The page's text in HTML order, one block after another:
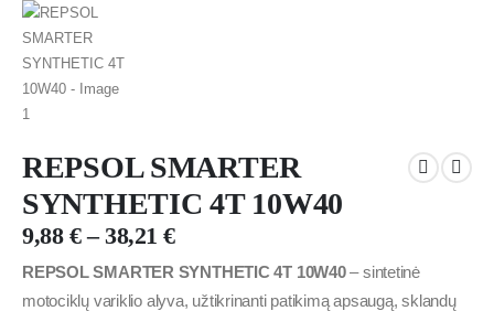
REPSOL SMARTER
SYNTHETIC 4T 10W40
9,88 € – 38,21€
REPSOL SMARTER SYNTHETIC 4T 10W40– sintetinė
motociklų variklio alyva, užtikrinanti patikimą apsaugą, sklandų